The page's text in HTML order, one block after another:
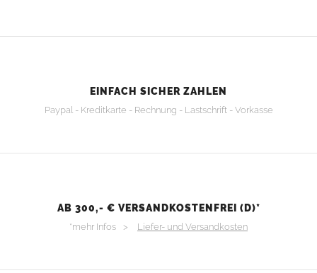
EINFACH SICHER ZAHLEN
Paypal - Kreditkarte - Rechnung - Lastschrift - Vorkasse
AB 300,- € VERSANDKOSTENFREI (D)*
*mehr Infos > Liefer- und Versandkosten